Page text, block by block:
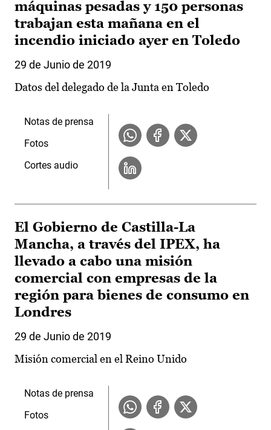
máquinas pesadas y 150 personas
trabajan esta mañana en el
incendio iniciado ayer en Toledo
29 de Junio de 2019
Datos del delegado de la Junta en Toledo
Notas de prensa
Fotos
Cortes audio
El Gobierno de Castilla-La
Mancha, a través del IPEX, ha
llevado a cabo una misión
comercial con empresas de la
región para bienes de consumo en
Londres
29 de Junio de 2019
Misión comercial en el Reino Unido
Notas de prensa
Fotos